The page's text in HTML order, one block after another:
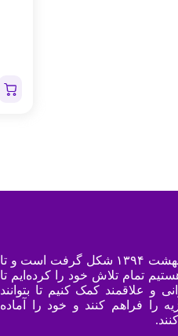
داستان پرهوم در اردیبهشت ۱۳۹۴ شکل گرفت است و تا
تمام تلاش خود را کرده‌ایم تا
و علاقمند کمک کنیم تا بتوانند
را فراهم کنند و خود را آماده